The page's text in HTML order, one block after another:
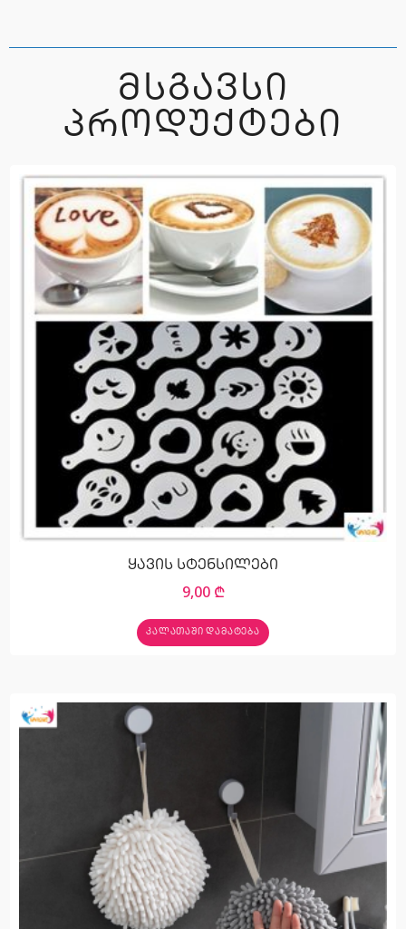
ᲛᲡᲒᲐᲕᲡᲘ
ᲞᲠᲝᲓᲣᲥᲢᲔᲑᲘ
ყავის სტენსილები
9,00 ₾
ᲙᲐᲚᲐᲗᲐᲨᲘ ᲓᲐᲛᲐᲢᲔᲑᲐ